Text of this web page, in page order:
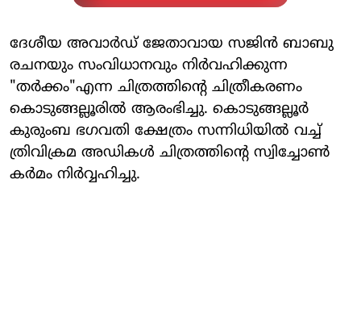
ദേശീയ അവാർഡ് ജേതാവായ സജിൻ ബാബു
രചനയും സംവിധാനവും നിർവഹിക്കുന്ന
"തർക്കം"എന്ന ചിത്രത്തിന്റെ ചിത്രീകരണം
കൊടുങ്ങല്ലൂരിൽ ആരംഭിച്ചു. കൊടുങ്ങല്ലൂർ
കുരുംബ ഭഗവതി ക്ഷേത്രം സന്നിധിയിൽ വച്ച്
ത്രിവിക്രമ അഡികൾ ചിത്രത്തിന്റെ സ്വിച്ചോൺ
കർമം നിർവ്വഹിച്ചു.